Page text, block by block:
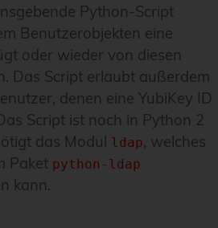
Python-Script
Benutzerobjekten eine
oder wieder von diesen
Das Script erlaubt außerdem
denen eine YubiKey ID
Script ist noch in Python 2
das Modul ldap, welches
Paket python-ldap
kann.